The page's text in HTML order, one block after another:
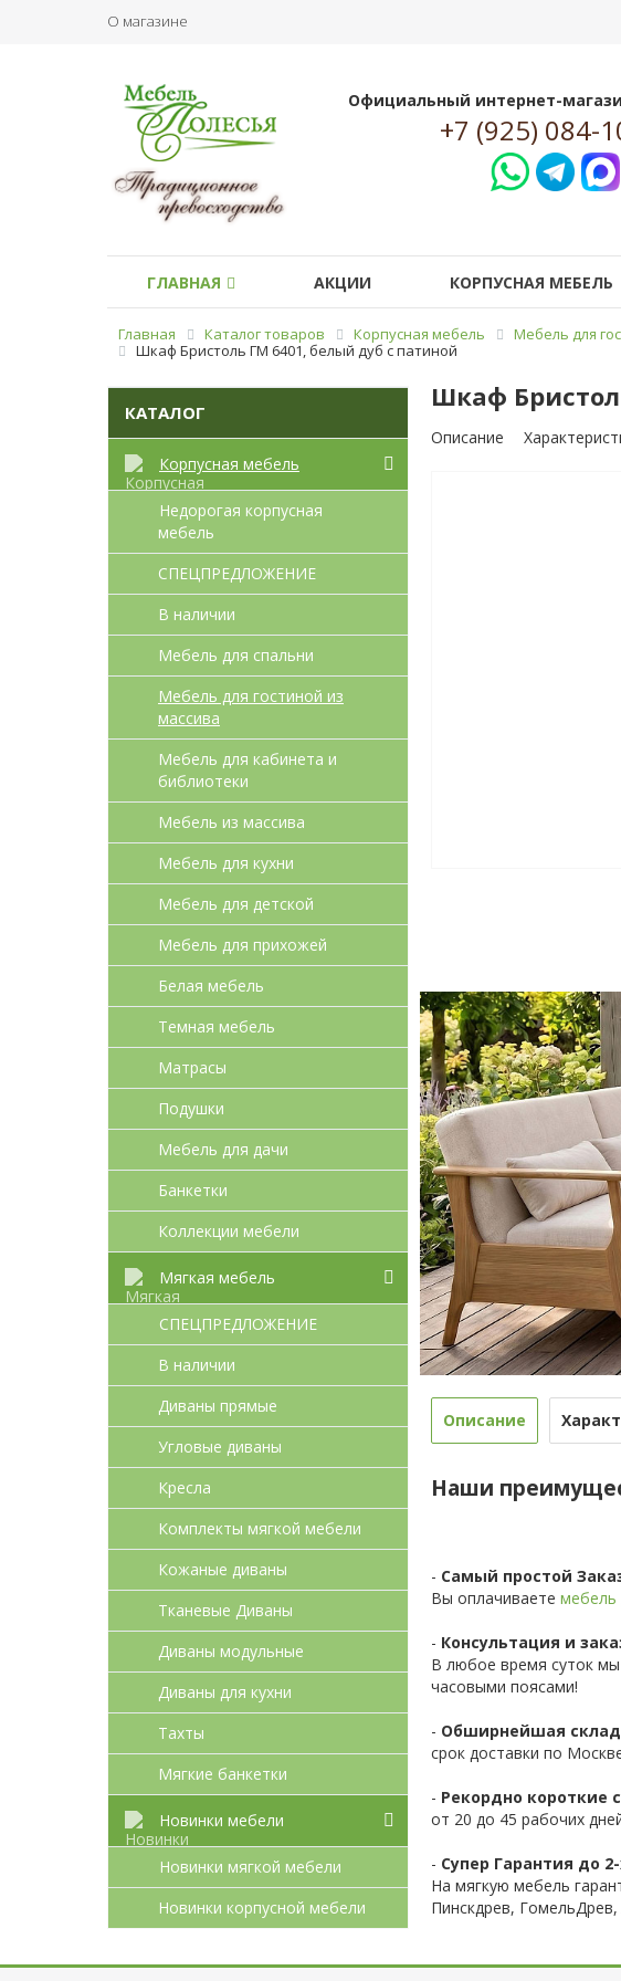
О магазине
Официальный интернет-
+7 (925) 084-
ГЛАВНАЯ АКЦИИ КОРПУСНАЯ МЕБЕЛЬ
Главная Каталог товаров Корпусная мебель Мебель для
Шкаф Бристоль ГМ 6401, белый дуб с патиной
КАТАЛОГ
Корпусная мебель
Недорогая корпусная
мебель
СПЕЦПРЕДЛОЖЕНИЕ
В наличии
Мебель для спальни
Мебель для гостиной из
массива
Мебель для кабинета и
библиотеки
Мебель из массива
Мебель для кухни
Мебель для детcкой
Мебель для прихожей
Белая мебель
Темная мебель
Матрасы
Подушки
Мебель для дачи
Банкетки
Коллекции мебели
Мягкая мебель
СПЕЦПРЕДЛОЖЕНИЕ
В наличии
Диваны прямые
Угловые диваны
Кресла
Комплекты мягкой мебели
Кожаные диваны
Тканевые Диваны
Диваны модульные
Диваны для кухни
Тахты
Мягкие банкетки
Новинки мебели
Новинки мягкой мебели
Новинки корпусной мебели
Шкаф
Описание
Описание
Наши
- Самый простой
Вы оплачиваете мебель
- Консультация и
В любое время суток
часовыми поясами!
- Обширнейшая
срок доставки по
- Рекордно короткие
от 20 до 45 рабочих
- Супер Гарантия до
На мягкую мебель
Пинскдрев,